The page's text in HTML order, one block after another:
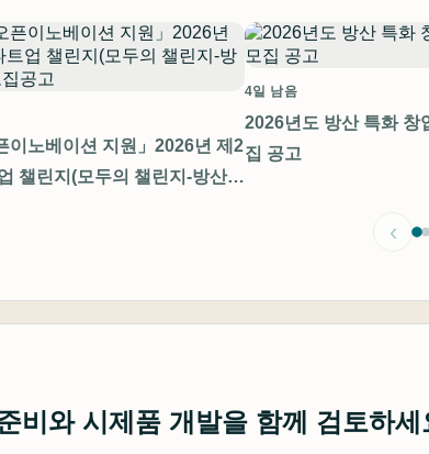
이노베이션 지원」2026년 제2
챌린지(모두의 챌린지-방산)
4일 남음
2026년도 방산 특화 창
집 공고
‹
비와 시제품 개발을 함께 검토하세